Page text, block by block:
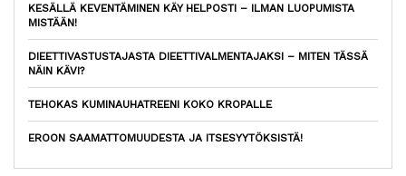
KESÄLLÄ KEVENTÄMINEN KÄY HELPOSTI – ILMAN LUOPUMISTA
MISTÄÄN!
DIEETTIVASTUSTAJASTA DIEETTIVALMENTAJAKSI – MITEN TÄSSÄ
NÄIN KÄVI?
TEHOKAS KUMINAUHATREENI KOKO KROPALLE
EROON SAAMATTOMUUDESTA JA ITSESYYTÖKSISTÄ!